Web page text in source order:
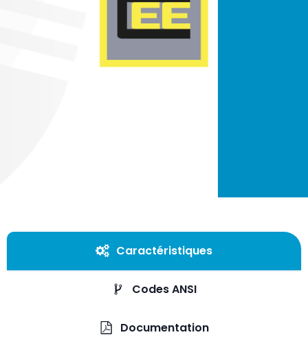
Caractéristiques
Codes ANSI
Documentation